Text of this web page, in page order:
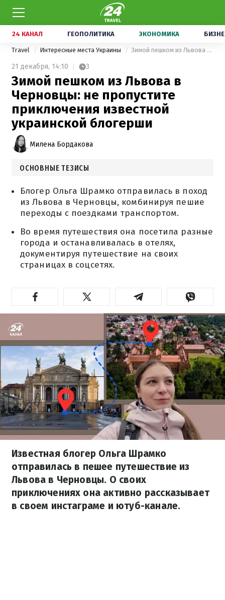
24 КАНАЛ ГЕОПОЛИТИКА ЭКОНОМИКА
Travel Интересные места Украины Зимой пешком из Львова в Черновцы: не пропустите приключения известной украинской блогерши
21 декабря, 14:10 3
Зимой пешком из Львова в
Черновцы: не пропустите
приключения известной
украинской блогерши
Милена Бордакова
ОСНОВНЫЕ ТЕЗИСЫ
Блогер Ольга Шрамко отправилась в поход
из Львова в Черновцы, комбинируя пешие
переходы с поездками транспортом.
Во время путешествия она посетила разные
города и останавливалась в отелях,
документируя путешествие на своих
страницах в соцсетях.
Известная блогер Ольга Шрамко
отправилась в пешее путешествие из
Львова в Черновцы. О своих
приключениях она активно рассказывает
в своем инстаграме и ютуб-канале.